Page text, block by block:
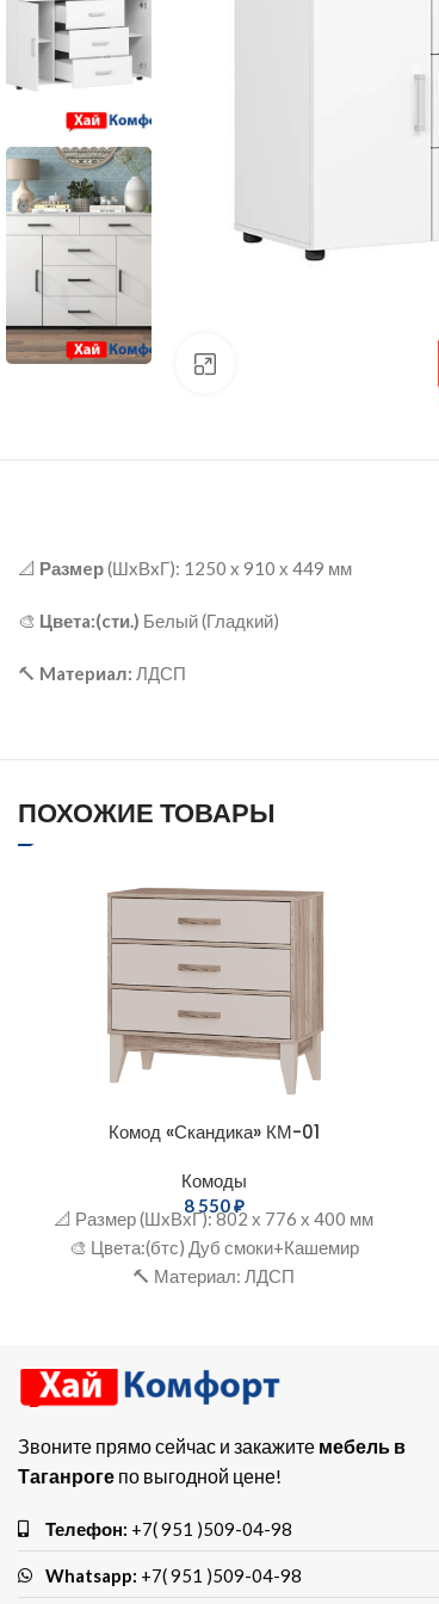
📐 Размeр(ШxВxГ): 1250 x 910 х 449 мм
🎨 Цветa:(cти.) Белый (Гладкий)
🔨 Maтepиaл: ЛДСП
ПОХОЖИЕ ТОВАРЫ
Комод «Скандика» КМ-01
Комоды
8 550₽
📐 Размер (ШxВхГ): 802 х 776 х 400 мм
🎨 Цвета:(бтс) Дуб смоки+Кашемир
🔨 Материал: ЛДСП
Звоните прямо сейчас и закажите мебель в
Таганроге по выгодной цене!
Телефон: +7( 951 )509-04-98
Whatsapp: +7( 951 )509-04-98